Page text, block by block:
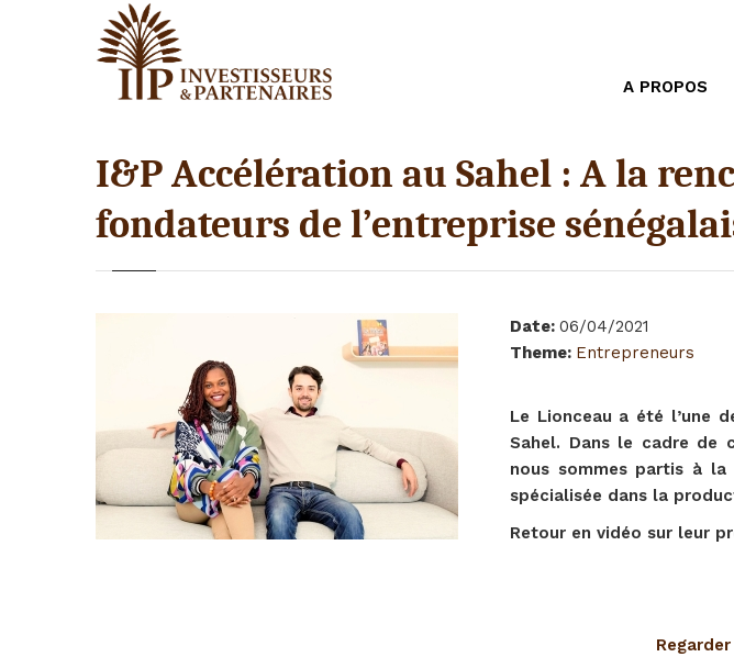
A PROPOS
I&P Accélération au Sahel : A la
fondateurs de l’entreprise
Date: 06/04/2021
Theme: Entrepreneurs
Le Lionceau a été l’une
Sahel. Dans le cadre de
nous sommes partis à
spécialisée dans la
Retour en vidéo sur leur